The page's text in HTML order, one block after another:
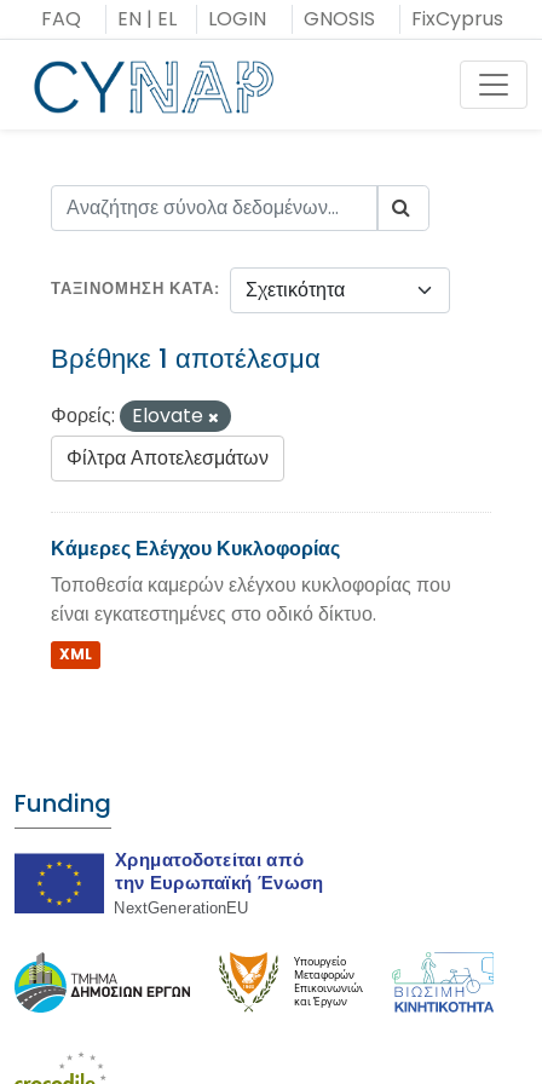
Μεταπήδηση
στο
περιεχόμενο
FAQ EN | EL LOGIN GNOSIS FixCyprus
ΤΑΞΙΝΌΜΗΣΗ ΚΑΤΆ
Βρέθηκε 1 αποτέλεσμα
Φορείς:
Elovate
Φίλτρα Αποτελεσμάτων
Κάμερες Ελέγχου Κυκλοφορίας
Τοποθεσία καμερών ελέγxου κυκλοφορίας που
είναι εγκατεστημένες στο οδικό δίκτυο.
XML
Funding